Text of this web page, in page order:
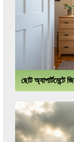
ছোট অ্যাপার্টমেন্টে